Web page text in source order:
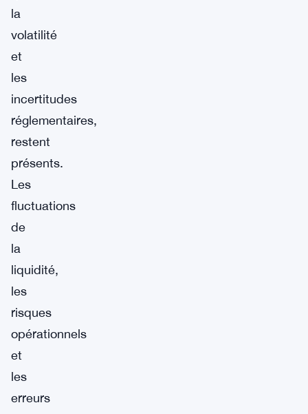
la
volatilité
et
les
incertitudes
réglementaires,
restent
présents.
Les
fluctuations
de
la
liquidité,
les
risques
opérationnels
et
les
erreurs